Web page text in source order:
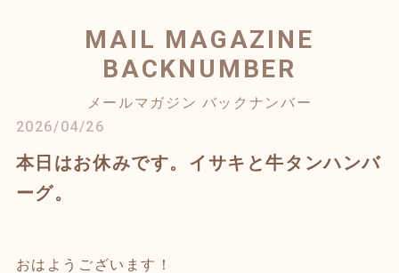
MAIL MAGAZINE
BACKNUMBER
メールマガジン バックナンバー
2026/04/26
本日はお休みです。イサキと牛タンハンバ
ーグ。
おはようございます！